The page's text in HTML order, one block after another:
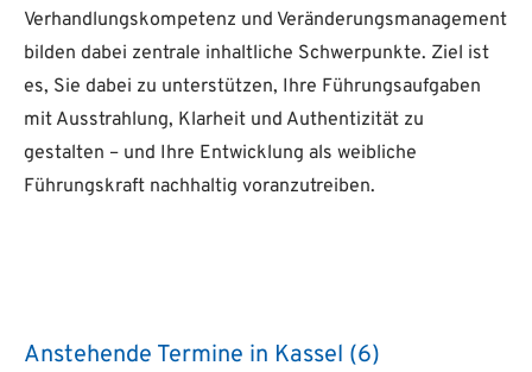
Verhandlungskompetenz und Veränderungsmanagement
bilden dabei zentrale inhaltliche Schwerpunkte. Ziel ist
es, Sie dabei zu unterstützen, Ihre Führungsaufgaben
mit Ausstrahlung, Klarheit und Authentizität zu
gestalten – und Ihre Entwicklung als weibliche
Führungskraft nachhaltig voranzutreiben.
Anstehende Termine in Kassel (6)